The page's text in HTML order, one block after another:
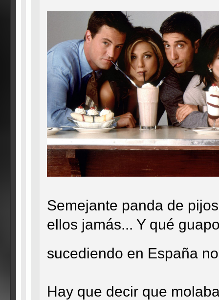
Semejante panda de
ellos jamás... Y qué
sucediendo en España
Hay que decir que